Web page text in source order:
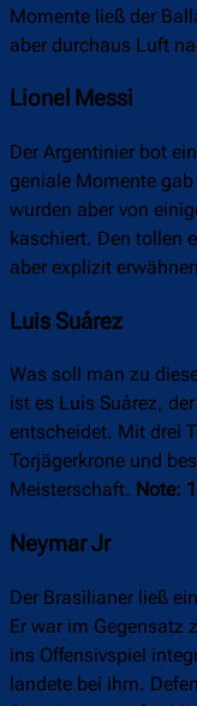
Momente ließ der
aber durchaus Luft
Lionel Messi
Der Argentinier bot
geniale Momente
wurden aber von
kaschiert. Den tollen
aber explizit
Luis Suárez
Was soll man zu
ist es Luis Suárez,
entscheidet. Mit drei
Torjägerkrone und
Meisterschaft. Note: 1
Neymar Jr
Der Brasilianer ließ
Er war im Gegensatz
ins Offensivspiel
landete bei ihm.